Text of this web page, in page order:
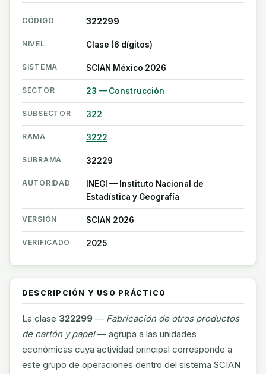
CÓDIGO 322299
NIVEL Clase (6 dígitos)
SISTEMA SCIAN México 2026
SECTOR 23 — Construcción
SUBSECTOR 322
RAMA 3222
SUBRAMA 32229
AUTORIDAD
INEGI — Instituto Nacional de
Estadística y Geografía
VERSIÓN SCIAN 2026
VERIFICADO 2025
DESCRIPCIÓN Y USO PRÁCTICO
La clase 322299 — Fabricación de otros productos
de cartón y papel— agrupa a las unidades
económicas cuya actividad principal corresponde a
este grupo de operaciones dentro del sistema SCIAN